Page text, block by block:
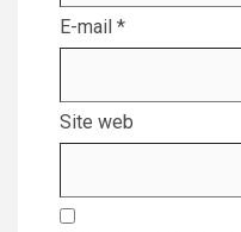
E-mail *
Site web